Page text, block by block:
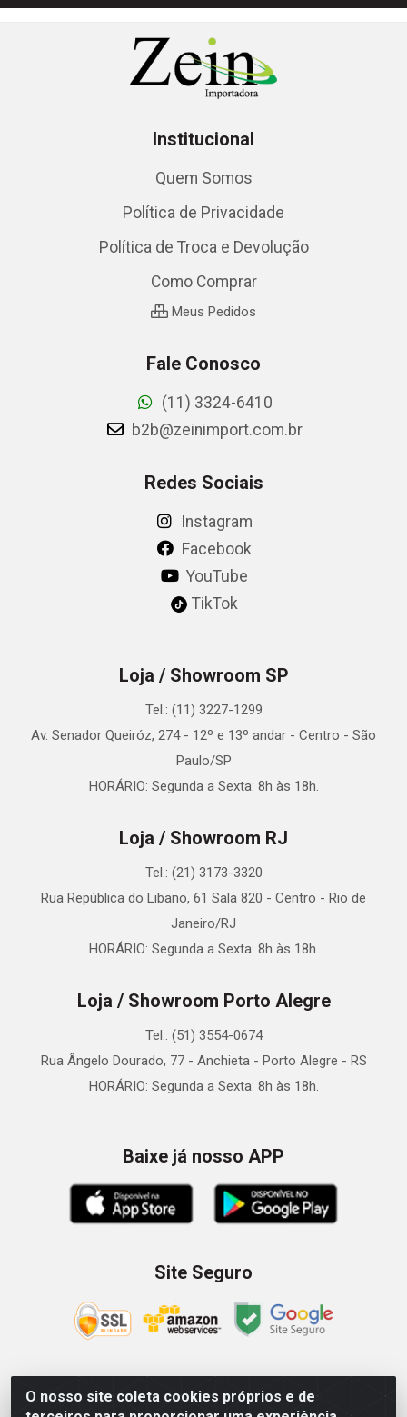
O nosso site coleta cookies próprios e de
Institucional
Quem Somos
Política de Privacidade
Política de Troca e Devolução
Como Comprar
Meus Pedidos
Fale Conosco
(11) 3324-6410
b2b@zeinimport.com.br
Redes Sociais
Instagram
Facebook
YouTube
TikTok
Loja / Showroom SP
Tel.: (11) 3227-1299
Av. Senador Queiróz, 274 - 12º e 13º andar - Centro - São
Paulo/SP
HORÁRIO: Segunda a Sexta: 8h às 18h.
Loja / Showroom RJ
Tel.: (21) 3173-3320
Rua República do Libano, 61 Sala 820 - Centro - Rio de
Janeiro/RJ
HORÁRIO: Segunda a Sexta: 8h às 18h.
Loja / Showroom Porto Alegre
Tel.: (51) 3554-0674
Rua Ângelo Dourado, 77 - Anchieta - Porto Alegre - RS
HORÁRIO: Segunda a Sexta: 8h às 18h.
Baixe já nosso APP
Site Seguro
Zein Importação e Comércio LTDA - Av. Senador Queiróz, 274